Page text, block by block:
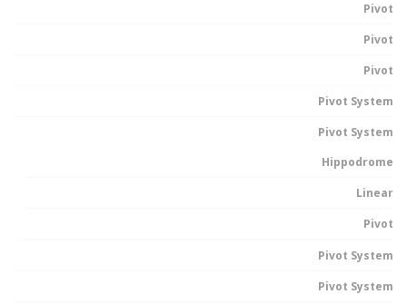
Pivot
Pivot
Pivot
Pivot System
Pivot System
Hippodrome
Linear
Pivot
Pivot System
Pivot System